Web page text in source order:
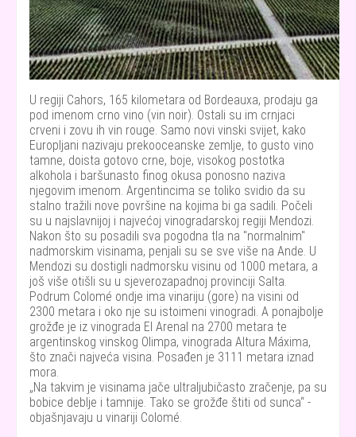
U regiji Cahors, 165 kilometara od Bordeauxa, prodaju ga
pod imenom crno vino (vin noir). Ostali su im crnjaci
crveni i zovu ih vin rouge. Samo novi vinski svijet, kako
Europljani nazivaju prekooceanske zemlje, to gusto vino
tamne, doista gotovo crne, boje, visokog postotka
alkohola i baršunasto finog okusa ponosno naziva
njegovim imenom. Argentincima se toliko svidio da su
stalno tražili nove površine na kojima bi ga sadili. Počeli
su u najslavnijoj i najvećoj vinogradarskoj regiji Mendozi.
Nakon što su posadili sva pogodna tla na "normalnim"
nadmorskim visinama, penjali su se sve više na Ande. U
Mendozi su dostigli nadmorsku visinu od 1000 metara, a
još više otišli su u sjeverozapadnoj provinciji Salta.
Podrum Colomé ondje ima vinariju (gore) na visini od
2300 metara i oko nje su istoimeni vinogradi. A ponajbolje
grožđe je iz vinograda El Arenal na 2700 metara te
argentinskog vinskog Olimpa, vinograda Altura Máxima,
što znači najveća visina. Posađen je 3111 metara iznad
mora.
Na takvim je visinama jače ultraljubičasto zračenje, pa su
bobice deblje i tamnije. Tako se grožđe štiti od sunca -
objašnjavaju u vinariji Colomé.